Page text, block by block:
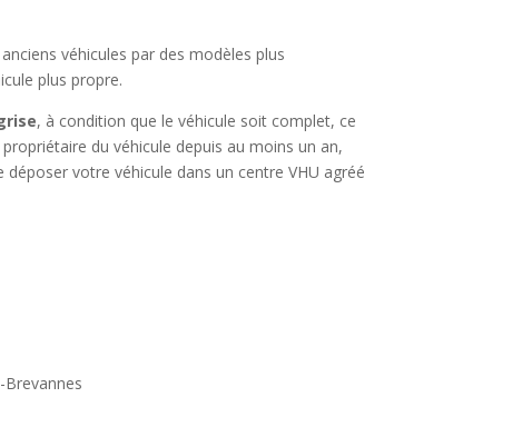
véhicules par des modèles plus
plus propre.
, à condition que le véhicule soit complet, ce
du véhicule depuis au moins un an,
votre véhicule dans un centre VHU agréé